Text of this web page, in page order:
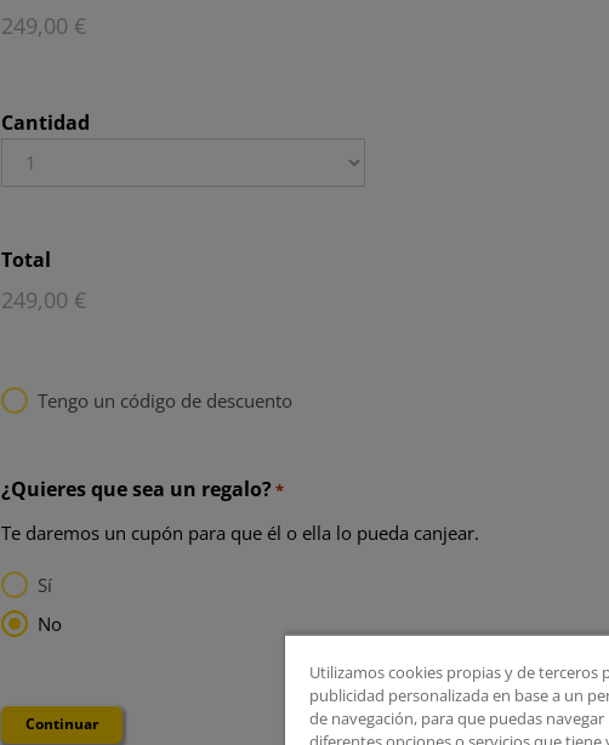
Cantidad
Total
Tengo un código de descuento
¿Quieres que sea un regalo? *
Te daremos un cupón para que él o ella lo pueda canjear.
Sí
No
Utilizamos cookies propias y de
publicidad personalizada en base a un
de navegación, para que puedas